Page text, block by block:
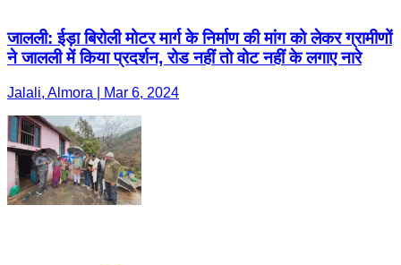
जालली: ईड़ा बिरोली मोटर मार्ग के निर्माण की मांग को लेकर ग्रामीणों
ने जालली में किया प्रदर्शन, रोड नहीं तो वोट नहीं के लगाए नारे
Jalali, Almora | Mar 6, 2024